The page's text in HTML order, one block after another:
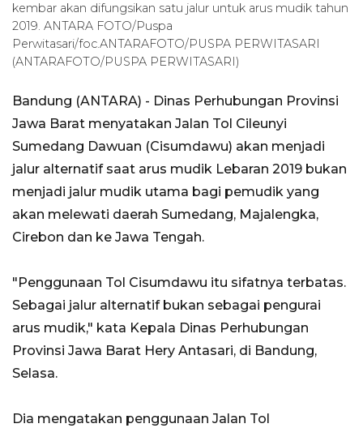
kembar akan difungsikan satu jalur untuk arus mudik tahun
2019. ANTARA FOTO/Puspa
Perwitasari/foc.ANTARAFOTO/PUSPA PERWITASARI
(ANTARAFOTO/PUSPA PERWITASARI)
Bandung (ANTARA) - Dinas Perhubungan Provinsi
Jawa Barat menyatakan Jalan Tol Cileunyi
Sumedang Dawuan (Cisumdawu) akan menjadi
jalur alternatif saat arus mudik Lebaran 2019 bukan
menjadi jalur mudik utama bagi pemudik yang
akan melewati daerah Sumedang, Majalengka,
Cirebon dan ke Jawa Tengah.
"Penggunaan Tol Cisumdawu itu sifatnya terbatas.
Sebagai jalur alternatif bukan sebagai pengurai
arus mudik," kata Kepala Dinas Perhubungan
Provinsi Jawa Barat Hery Antasari, di Bandung,
Selasa.
Dia mengatakan penggunaan Jalan Tol